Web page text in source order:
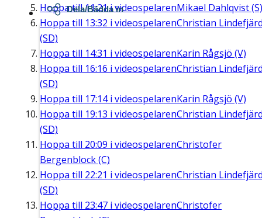
Hoppa till11:21i videospelarenMikael Dahlqvist (S)
Hoppa till 13:32 i videospelarenChristian
(SD)
Hoppa till 14:31 i videospelarenKarin Rågsjö (V)
Hoppa till 16:16 i videospelarenChristian
(SD)
Hoppa till 17:14i videospelarenKarin Rågsjö (V)
Hoppa till 19:13 i videospelarenChristian
(SD)
Hoppa till 20:09 i videospelarenChristofer
Bergenblock (C)
Hoppa till 22:21 i videospelarenChristian
(SD)
Hoppa till 23:47 i videospelarenChristofer
Dela/Bädda in